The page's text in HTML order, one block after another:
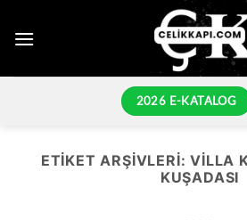
atla
2026 E-KATALOG
ETIKET ARŞIVLERI:VILLA
KUŞADASI